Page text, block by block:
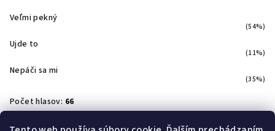
Veľmi pekný
(54%)
Ujde to
(11%)
Nepáči sa mi
(35%)
Počet hlasov: 66